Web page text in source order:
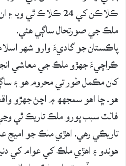
ڪلاڪن کي 24 ڪلاڪ
ملڪ جي صورتحال ساڳي ھئي.
پاڪستان جو گاديءَ وارو شھر
ڪراچيءَ جھڙو ملڪ جي معاشي
کان مڪمل طور تي محروم ھو ۽
ھو. ڇا اھو سمجھھ ۾ اچڻ جھڙو
تاريڪي رھي. اھڙي ملڪ جو
ھوندو ۽ اھڙي ملڪ کي عوام کي